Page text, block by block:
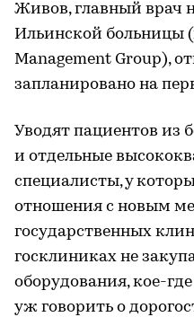
Живов, главный врач
Ильинской больницы
Management Group),
запланировано на
Уводят пациентов из
и отдельные
специалисты, у
отношения с новым
государственных
госклиниках не
оборудования, кое-
уж говорить о